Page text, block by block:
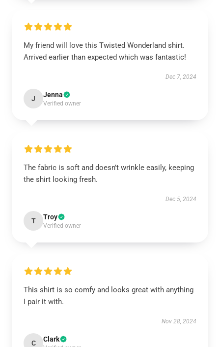
My friend will love this Twisted Wonderland shirt.
Arrived earlier than expected which was fantastic!
Dec 7, 2024
J Jenna
Verified owner
The fabric is soft and doesn’t wrinkle easily, keeping
the shirt looking fresh.
Dec 5, 2024
T Troy
Verified owner
This shirt is so comfy and looks great with anything
I pair it with.
Nov 28, 2024
C Clark